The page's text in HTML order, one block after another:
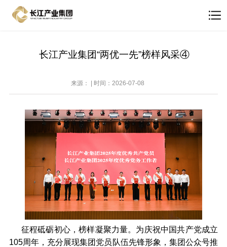
长江产业集团“两优一先”榜样风采④
来源： | 时间：2026-07-08
征程砥砺初心，榜样凝聚力量。为庆祝中国共产党成立
105周年，充分展现集团党员队伍先锋形象，集团公众号推